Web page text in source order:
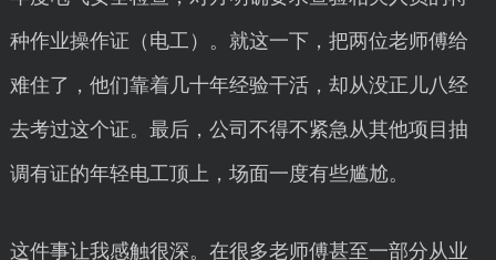
种作业操作证（电工）。就这一下，把两位老师傅给
难住了，他们靠着几十年经验干活，却从没正儿八经
去考过这个证。最后，公司不得不紧急从其他项目抽
调有证的年轻电工顶上，场面一度有些尴尬。
这件事让我感触很深。在很多老师傅甚至一部分从业